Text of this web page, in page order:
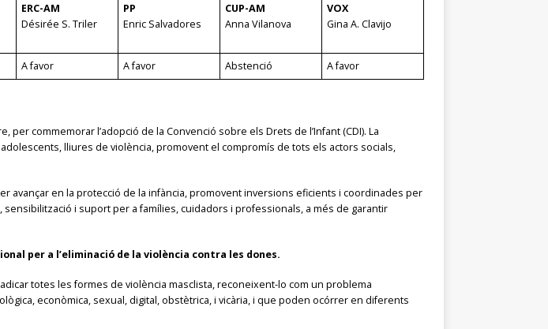
ERC-AM
Désirée S. Triler
PP
Enric Salvadores
CUP-AM
Anna Vilanova
VOX
Gina A. Clavijo
A favor A favor Abstenció A favor
commemorar l’adopció de la Convenció sobre els Drets de l’Infant (CDI). La
lliures de violència, promovent el compromís de tots els actors socials,
avançar en la protecció de la infància, promovent inversions eficients i coordinades per
i suport per a famílies, cuidadors i professionals, a més de garantir
per a l’eliminació de la violència contra les dones.
totes les formes de violència masclista, reconeixent-lo com un problema
econòmica, sexual, digital, obstètrica, i vicària, i que poden ocórrer en diferents